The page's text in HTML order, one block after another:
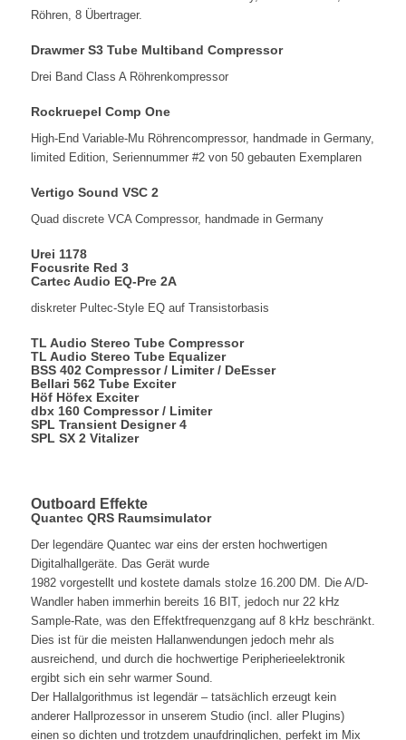
Röhren, 8 Übertrager.
Drawmer S3 Tube Multiband Compressor
Drei Band Class A Röhrenkompressor
Rockruepel Comp One
High-End Variable-Mu Röhrencompressor, handmade in Germany,
limited Edition, Seriennummer #2 von 50 gebauten Exemplaren
Vertigo Sound VSC 2
Quad discrete VCA Compressor, handmade in Germany
Urei 1178
Focusrite Red 3
Cartec Audio EQ-Pre 2A
diskreter Pultec-Style EQ auf Transistorbasis
TL Audio Stereo Tube Compressor
TL Audio Stereo Tube Equalizer
BSS 402 Compressor / Limiter / DeEsser
Bellari 562 Tube Exciter
Höf Höfex Exciter
dbx 160 Compressor / Limiter
SPL Transient Designer 4
SPL SX 2 Vitalizer
Outboard Effekte
Quantec QRS Raumsimulator
Der legendäre Quantec war eins der ersten hochwertigen
Digitalhallgeräte. Das Gerät wurde
1982 vorgestellt und kostete damals stolze 16.200 DM. Die A/D-
Wandler haben immerhin bereits 16 BIT, jedoch nur 22 kHz
Sample-Rate, was den Effektfrequenzgang auf 8 kHz beschränkt.
Dies ist für die meisten Hallanwendungen jedoch mehr als
ausreichend, und durch die hochwertige Peripherieelektronik
ergibt sich ein sehr warmer Sound.
Der Hallalgorithmus ist legendär – tatsächlich erzeugt kein
anderer Hallprozessor in unserem Studio (incl. aller Plugins)
einen so dichten und trotzdem unaufdringlichen, perfekt im Mix